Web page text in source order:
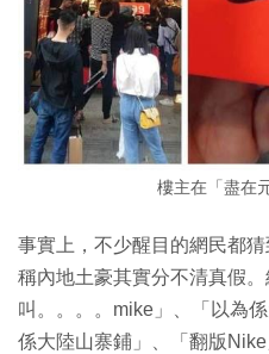
樓主在「盡在
事實上，不少醒目的網民都
稱內地土豪其實分不清真假
叫。。。。mike」、「以為
係大陸山寨鋪」、「翻版